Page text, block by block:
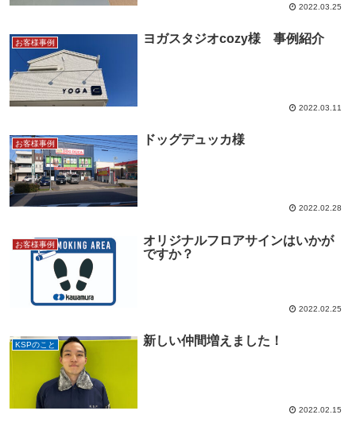
2022.03.25
お客様事例 ヨガスタジオcozy様 事例紹介
2022.03.11
お客様事例 ドッグデュッカ様
2022.02.28
お客様事例
オリジナルフロアサインはいかが
ですか？
2022.02.25
KSPのこと 新しい仲間増えました！
2022.02.15